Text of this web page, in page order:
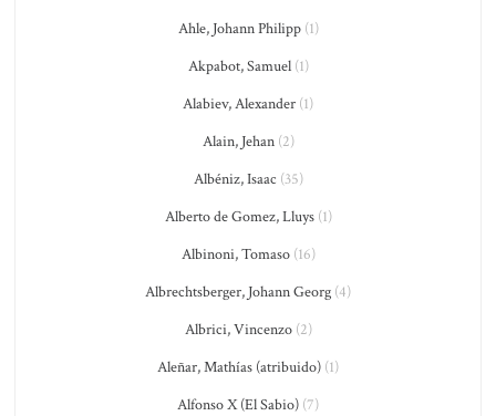
Ahle, Johann Philipp(1)
Akpabot, Samuel(1)
Alabiev, Alexander (1)
Alain, Jehan(2)
Albéniz, Isaac (35)
Alberto de Gomez, Lluys(1)
Albinoni, Tomaso(16)
Albrechtsberger, Johann Georg (4)
Albrici, Vincenzo(2)
Aleñar, Mathías (atribuido) (1)
Alfonso X (El Sabio) (7)